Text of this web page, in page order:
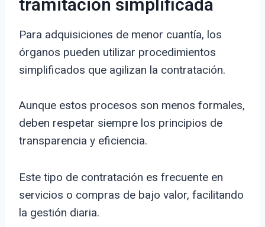
tramitación simplificada
Para adquisiciones de menor cuantía, los
órganos pueden utilizar procedimientos
simplificados que agilizan la contratación.
Aunque estos procesos son menos formales,
deben respetar siempre los principios de
transparencia y eficiencia.
Este tipo de contratación es frecuente en
servicios o compras de bajo valor, facilitando
la gestión diaria.